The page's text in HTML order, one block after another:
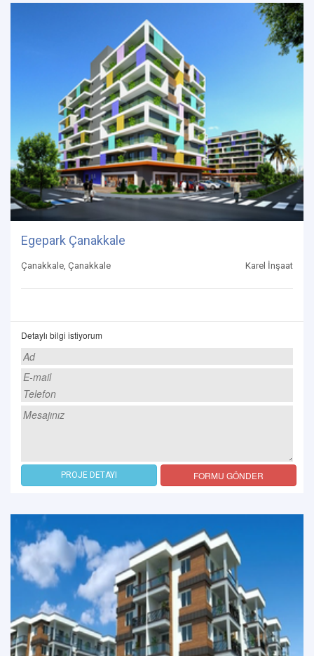
Egepark Çanakkale
Çanakkale, Çanakkale Karel İnşaat
Detaylı bilgi istiyorum
PROJE DETAYI FORMU GÖNDER